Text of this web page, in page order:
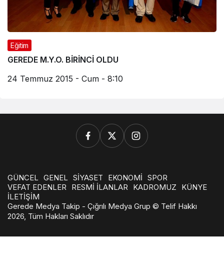
Akçakale
Haberleri
Eğitim
GEREDE M.Y.O. BİRİNCİ OLDU
24 Temmuz 2015 - Cum - 8:10
GÜNCEL GENEL SİYASET EKONOMİ SPOR
VEFAT EDENLER
RESMİ İLANLAR KADROMUZ
KÜNYE
İLETİŞİM
Gerede Medya Takip - Çığrılı Medya Grup © Telif Hakkı
2026, Tüm Hakları Saklıdır